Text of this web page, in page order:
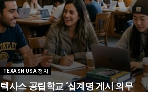
TEXASN USA 정치
텍사스 공립학교 ‘십계명 게시 의무